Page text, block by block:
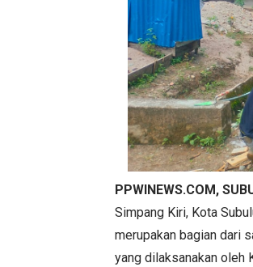
PPWINEWS.COM,
Simpang Kiri, Kota
merupakan bagian dari
yang dilaksanakan oleh